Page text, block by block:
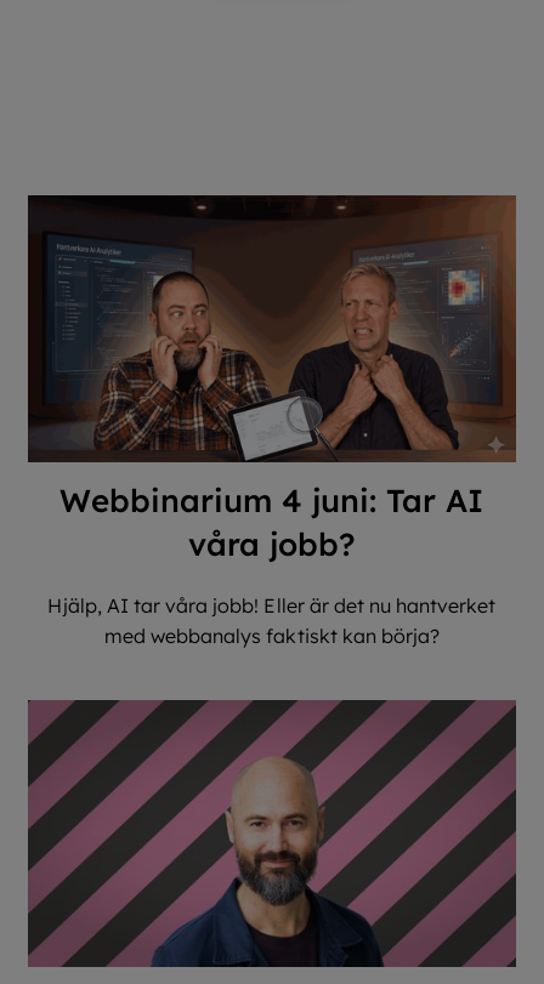
Webbinarium 4 juni: Tar AI
våra jobb?
Hjälp, AI tar våra jobb! Eller är det nu hantverket
med webbanalys faktiskt kan börja?